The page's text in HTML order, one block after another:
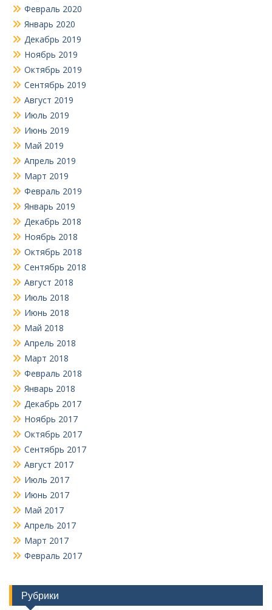
Февраль 2020
Январь 2020
Декабрь 2019
Ноябрь 2019
Октябрь 2019
Сентябрь 2019
Август 2019
Июль 2019
Июнь 2019
Май 2019
Апрель 2019
Март 2019
Февраль 2019
Январь 2019
Декабрь 2018
Ноябрь 2018
Октябрь 2018
Сентябрь 2018
Август 2018
Июль 2018
Июнь 2018
Май 2018
Апрель 2018
Март 2018
Февраль 2018
Январь 2018
Декабрь 2017
Ноябрь 2017
Октябрь 2017
Сентябрь 2017
Август 2017
Июль 2017
Июнь 2017
Май 2017
Апрель 2017
Март 2017
Февраль 2017
Рубрики